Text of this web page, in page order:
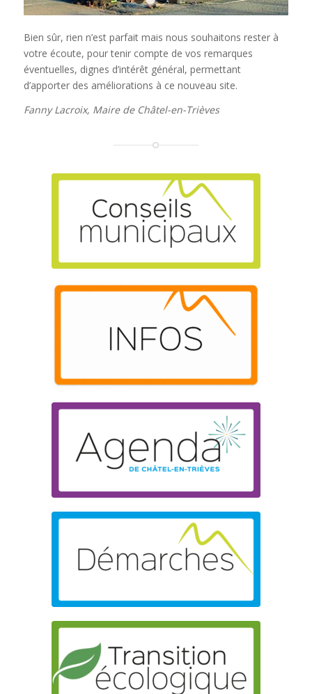
1 2 3 4
Bien sûr, rien n’est parfait mais nous souhaitons rester à
votre écoute, pour tenir compte de vos remarques
éventuelles, dignes d’intérêt général, permettant
d’apporter des améliorations à ce nouveau site.
Fanny Lacroix, Maire de Châtel-en-Trièves